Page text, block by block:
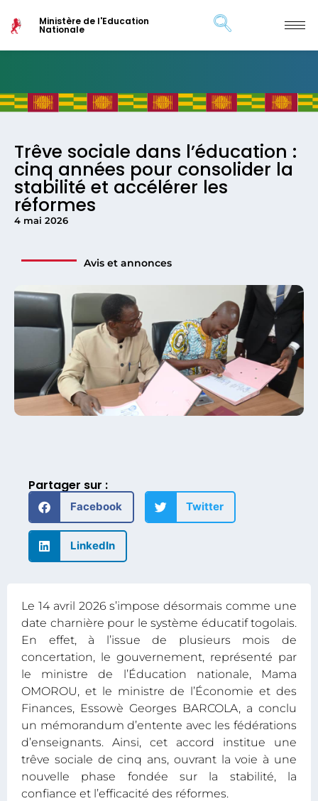
Ministère de l'Education
Nationale
Trêve sociale dans l’éducation :
cinq années pour consolider la
stabilité et accélérer les
réformes
4 mai 2026
Avis et annonces
Partager sur :
Facebook Twitter
LinkedIn
Le 14 avril 2026 s’impose désormais comme une
date charnière pour le système éducatif togolais.
En effet, à l’issue de plusieurs mois de
concertation, le gouvernement, représenté par
le ministre de l’Éducation nationale, Mama
OMOROU, et le ministre de l’Économie et des
Finances, Essowè Georges BARCOLA, a conclu
un mémorandum d’entente avec les fédérations
d’enseignants. Ainsi, cet accord institue une
trêve sociale de cinq ans, ouvrant la voie à une
nouvelle phase fondée sur la stabilité, la
confiance et l’efficacité des réformes.